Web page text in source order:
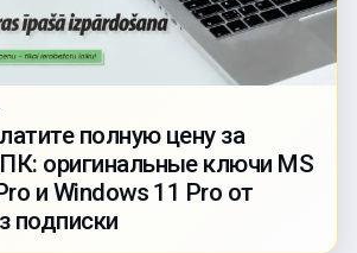
полную цену за
оригинальные ключи MS
и Windows 11 Pro от
подписки